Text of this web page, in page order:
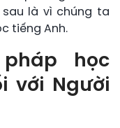
là vì chúng ta
tiếng Anh.
học
với Người